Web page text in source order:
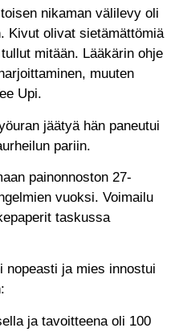
nikaman välilevy oli
Kivut olivat sietämättömiä
mitään. Lääkärin ohje
muuten
Upi.
jäätyä hän paneutui
pariin.
painonnoston 27-
vuoksi. Voimailu
taskussa
ja mies innostui
ja tavoitteena oli 100